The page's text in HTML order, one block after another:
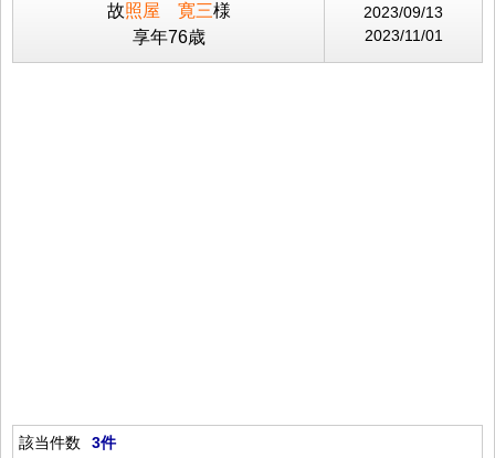
故照屋 寛三様
享年76歳
2023/09/13
2023/11/01
該当件数 3件